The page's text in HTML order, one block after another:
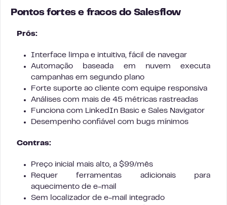
Pontos fortes e fracos do Salesflow
Prós:
Interface limpa e intuitiva, fácil de navegar
Automação baseada em nuvem executa
campanhas em segundo plano
Forte suporte ao cliente com equipe responsiva
Análises com mais de 45 métricas rastreadas
Funciona com LinkedIn Basic e Sales Navigator
Desempenho confiável com bugs mínimos
Contras:
Preço inicial mais alto, a $99/mês
Requer ferramentas adicionais para
aquecimento de e-mail
Sem localizador de e-mail integrado